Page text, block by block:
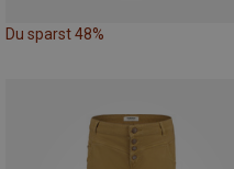
Du sparst 48%